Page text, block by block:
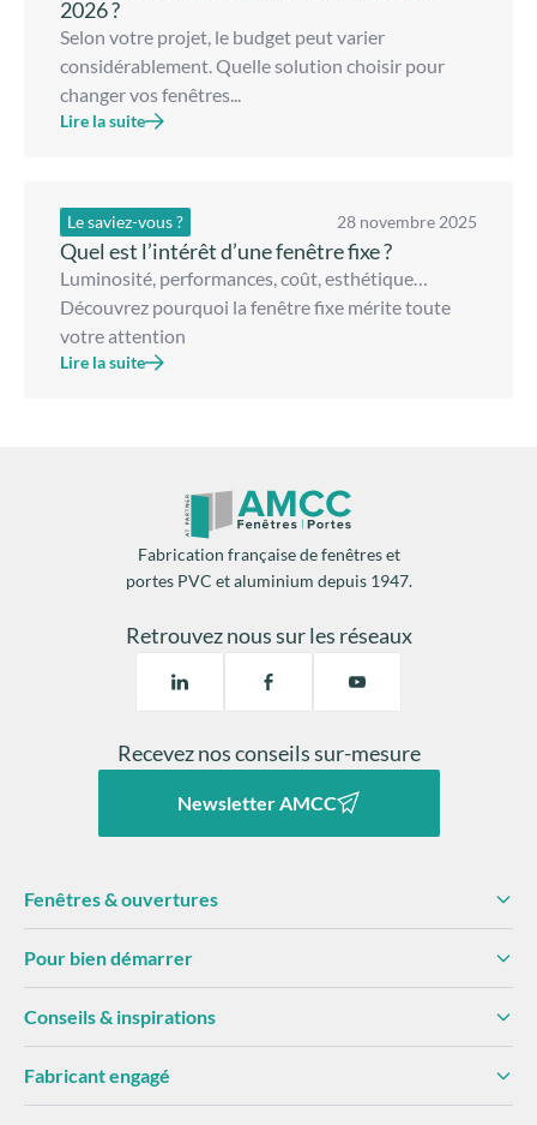
2026 ?
Selon votre projet, le budget peut varier
considérablement. Quelle solution choisir pour
changer vos fenêtres...
Lire la suite
Le saviez-vous ? 28 novembre 2025
Quel est l’intérêt d’une fenêtre fixe ?
Luminosité, performances, coût, esthétique…
Découvrez pourquoi la fenêtre fixe mérite toute
votre attention
Lire la suite
Fabrication française de fenêtres et
portes PVC et aluminium depuis 1947.
Retrouvez nous sur les réseaux
Recevez nos conseils sur-mesure
Newsletter AMCC
Fenêtres & ouvertures
Pour bien démarrer
Conseils & inspirations
Fabricant engagé